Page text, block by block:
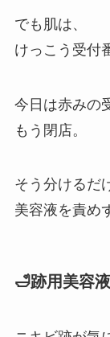
でも肌は、
けっこう受付
今日は赤みの
もう閉店。
そう分けるだ
美容液を責め
🛁跡用美容